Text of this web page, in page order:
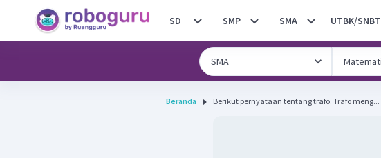
SD SMP SMA UTBK/SNBT
Beranda Berikut pernyataan tentang trafo. Trafo meng...